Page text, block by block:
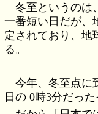
冬至というのは
一番短い日だが、
定されており、地
る。
今年、冬至点に
日の 0時3分だった